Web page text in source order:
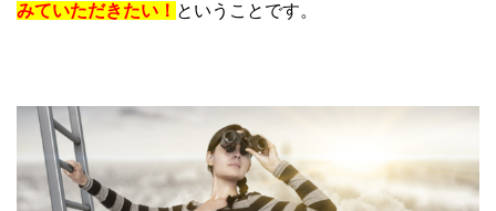
みていただきたい！ ということです。